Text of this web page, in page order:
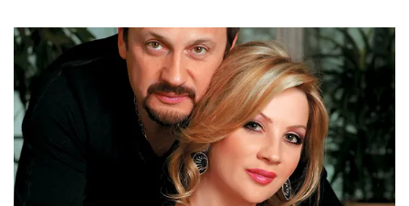
несложный способ это исправить.